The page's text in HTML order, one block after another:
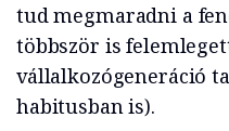
tud megmaradni a
többször is
vállalkozógeneráció
habitusban is).